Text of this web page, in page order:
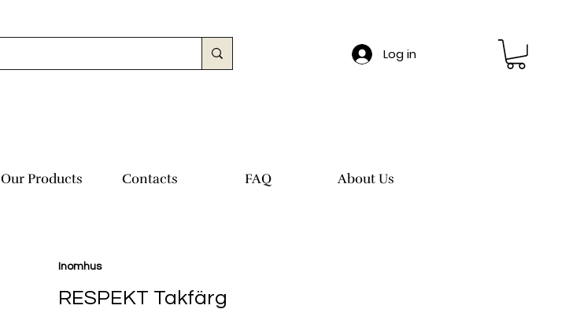
Log in
Our Products Contacts FAQ About Us
Inomhus
RESPEKT Takfärg